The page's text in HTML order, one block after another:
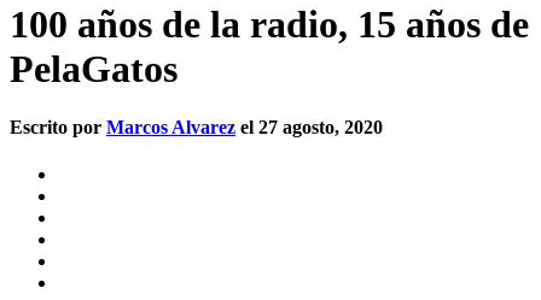
100 años de la radio, 15 años de
PelaGatos
Escrito por Marcos Alvarez el 27 agosto, 2020